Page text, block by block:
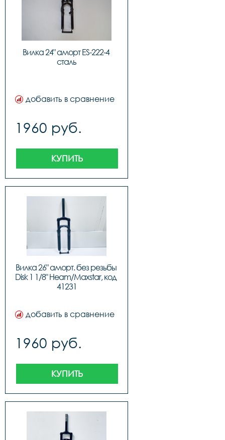
Вилка 24" аморт ES-222-4
сталь
добавить в сравнение
1960 руб.
КУПИТЬ
Вилка 26" аморт. без резьбы
Disk 1 1/8" Heam/Maxstar, код
41231
добавить в сравнение
1960 руб.
КУПИТЬ